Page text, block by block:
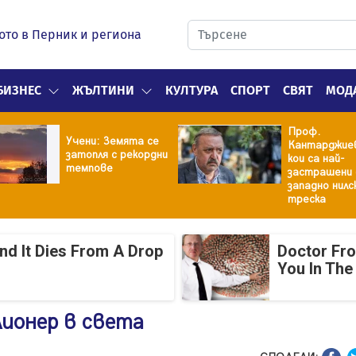
в Перник и региона
ЖЪЛТИНИ КУЛТУРА СПОРТ СВЯТ
Учени: Земята се
затопля с рекордни
темпове
Проф.
кои са най-
западно
треска
It Dies From A Drop
Doctor
You In
в света